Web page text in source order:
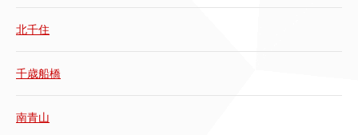
北千住
千歳船橋
南青山